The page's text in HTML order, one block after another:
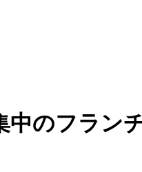
のフラン